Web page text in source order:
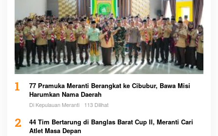
1
77 Pramuka Meranti Berangkat ke Cibubur, Bawa Misi
Harumkan Nama Daerah
Di Kepulauan Meranti 113 Dilihat
2
44 Tim Bertarung di Banglas Barat Cup II, Meranti Cari
Atlet Masa Depan